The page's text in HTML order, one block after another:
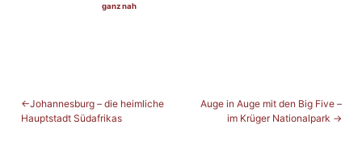
ganz nah
BEITRAGSNAVIGATION
Johannesburg – die heimliche
Hauptstadt Südafrikas
Auge in Auge mit den Big Five –
im Krüger Nationalpark